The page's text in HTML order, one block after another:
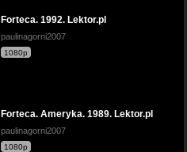
Forteca. 1992. Lektor.pl
paulinagorni2007
1080p
Forteca. Ameryka. 1989. Lektor.pl
paulinagorni2007
1080p